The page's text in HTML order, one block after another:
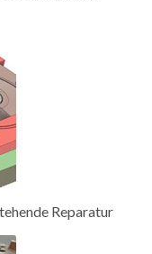
Reparatur